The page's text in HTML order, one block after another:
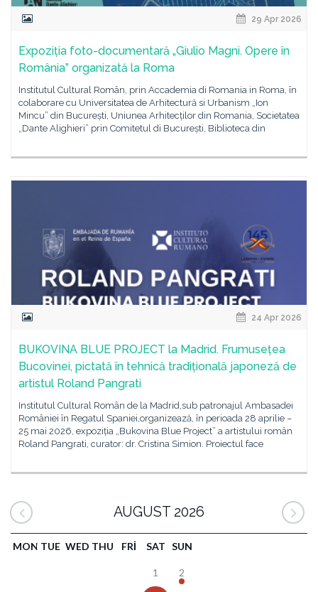
29 Apr 2026
Expoziția foto-documentară „Giulio Magni. Opere în
România” organizată la Roma
Institutul Cultural Român, prin Accademia di Romania in Roma, în
colaborare cu Universitatea de Arhitectură si Urbanism „Ion
Mincu” din București, Uniunea Arhitecților din Romania, Societatea
„Dante Alighieri” prin Comitetul di București, Biblioteca din
24 Apr 2026
BUKOVINA BLUE PROJECT la Madrid. Frumusețea
Bucovinei, pictată în tehnică tradițională japoneză de
artistul Roland Pangrati
Institutul Cultural Român de la Madrid,sub patronajul Ambasadei
României în Regatul Spaniei,organizează, în perioada 28 aprilie –
25 mai 2026, expoziția „Bukovina Blue Project” a artistului român
Roland Pangrati, curator: dr. Cristina Simion. Proiectul face
AUGUST 2026
MON TUE WED THU FRI SAT SUN
1 2